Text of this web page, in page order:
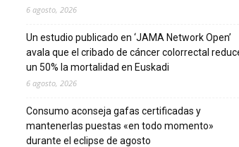
6 agosto, 2026
Un estudio publicado en ‘JAMA Network Open’
avala que el cribado de cáncer colorrectal
un 50% la mortalidad en Euskadi
6 agosto, 2026
Consumo aconseja gafas certificadas y
mantenerlas puestas «en todo momento»
durante el eclipse de agosto